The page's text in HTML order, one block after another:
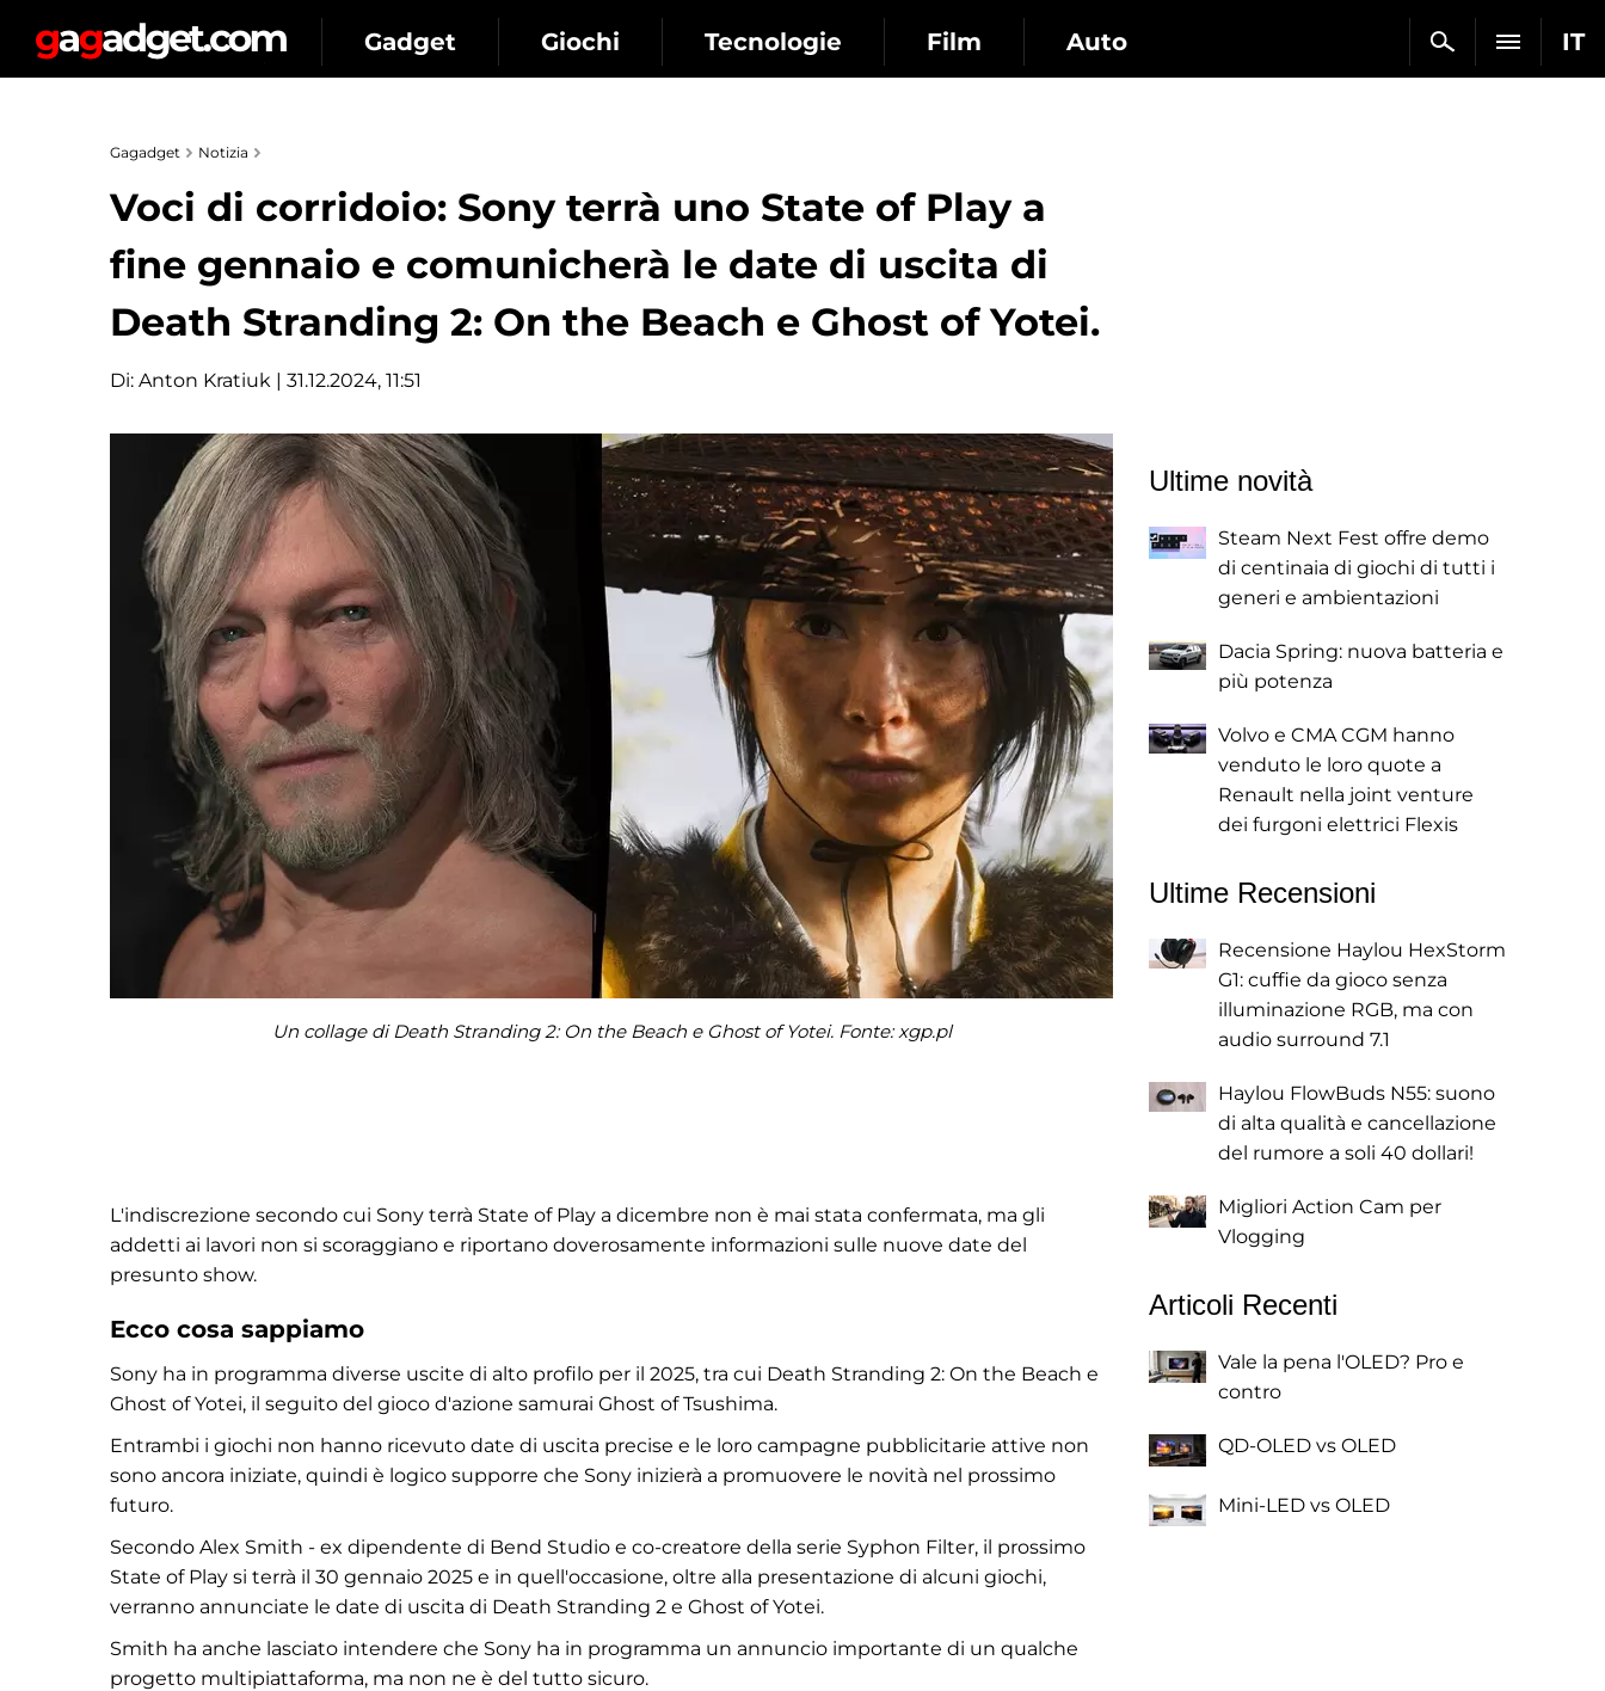
IT
Gadget Giochi Tecnologie Film Auto
Gagadget Notizia
Voci di corridoio: Sony terrà uno State of Play a
fine gennaio e comunicherà le date di uscita di
Death Stranding 2: On the Beach e Ghost of Yotei.
Di: Anton Kratiuk | 31.12.2024, 11:51
Un collage di Death Stranding 2: On the Beach e Ghost of Yotei. Fonte: xgp.pl
L'indiscrezione secondo cui Sony terrà State of Play a dicembre non è mai stata confermata, ma gli
addetti ai lavori non si scoraggiano e riportano doverosamente informazioni sulle nuove date del
presunto show.
Ecco cosa sappiamo
Sony ha in programma diverse uscite di alto profilo per il 2025, tra cui Death Stranding 2: On the Beach e
Ghost of Yotei, il seguito del gioco d'azione samurai Ghost of Tsushima.
Entrambi i giochi non hanno ricevuto date di uscita precise e le loro campagne pubblicitarie attive non
sono ancora iniziate, quindi è logico supporre che Sony inizierà a promuovere le novità nel prossimo
futuro.
Secondo Alex Smith - ex dipendente di Bend Studio e co-creatore della serie Syphon Filter, il prossimo
State of Play si terrà il 30 gennaio 2025 e in quell'occasione, oltre alla presentazione di alcuni giochi,
verranno annunciate le date di uscita di Death Stranding 2 e Ghost of Yotei.
Smith ha anche lasciato intendere che Sony ha in programma un annuncio importante di un qualche
progetto multipiattaforma, ma non ne è del tutto sicuro.
Ultime novità
Steam Next Fest offre demo
di centinaia di giochi di tutti i
generi e ambientazioni
Dacia Spring: nuova batteria e
più potenza
Volvo e CMA CGM hanno
venduto le loro quote a
Renault nella joint venture
dei furgoni elettrici Flexis
Ultime Recensioni
Recensione Haylou HexStorm
G1: cuffie da gioco senza
illuminazione RGB, ma con
audio surround 7.1
Haylou FlowBuds N55: suono
di alta qualità e cancellazione
del rumore a soli 40 dollari!
Migliori Action Cam per
Vlogging
Articoli Recenti
Vale la pena l'OLED? Pro e
contro
QD-OLED vs OLED
Mini-LED vs OLED